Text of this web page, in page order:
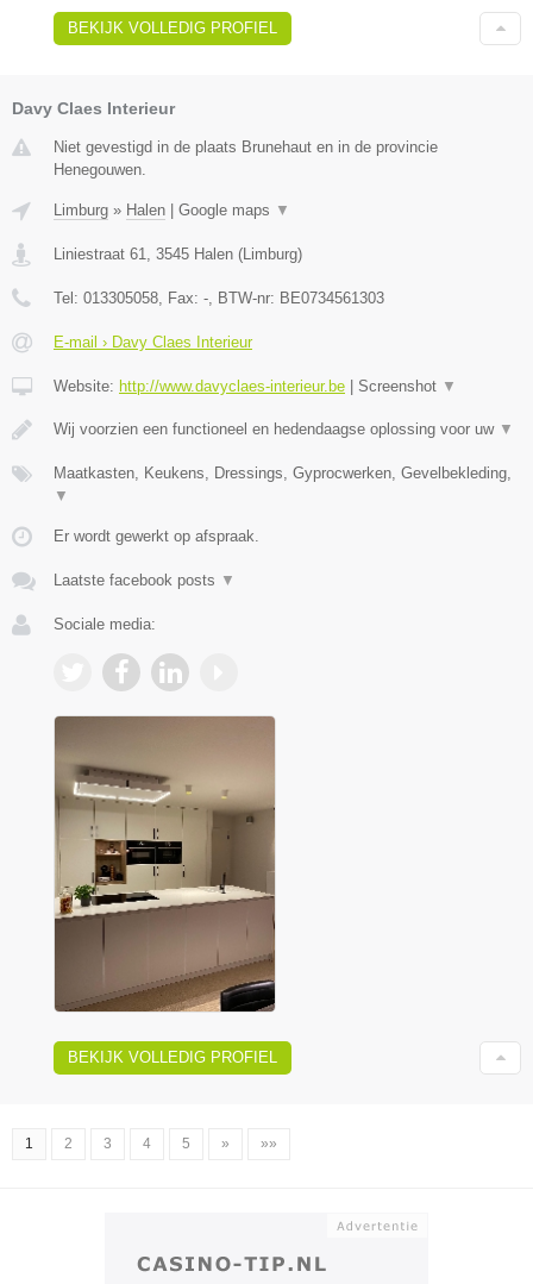
BEKIJK VOLLEDIG PROFIEL
Davy Claes Interieur
Niet gevestigd in de plaats Brunehaut en in de provincie
Henegouwen.
Limburg » Halen Google maps ▼
Liniestraat 61, 3545 Halen (Limburg)
Tel: 013305058, Fax: -, BTW-nr: BE0734561303
E-mail › Davy Claes Interieur
Website: http://www.davyclaes-interieur.be Screenshot ▼
Wij voorzien een functioneel en hedendaagse oplossing voor uw ▼
Maatkasten, Keukens, Dressings, Gyprocwerken, Gevelbekleding,
▼
Er wordt gewerkt op afspraak.
Laatste facebook posts ▼
Sociale media:
BEKIJK VOLLEDIG PROFIEL
1 2 3 4 5 » »»